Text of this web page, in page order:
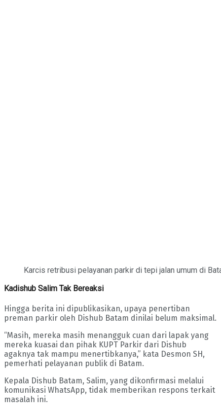
Karcis retribusi pelayanan parkir di tepi jalan umum di
Kadishub Salim Tak Bereaksi
Hingga berita ini dipublikasikan, upaya penertiban
preman parkir oleh Dishub Batam dinilai belum maksimal.
“Masih, mereka masih menangguk cuan dari lapak yang
mereka kuasai dan pihak KUPT Parkir dari Dishub
agaknya tak mampu menertibkanya,” kata Desmon SH,
pemerhati pelayanan publik di Batam.
Kepala Dishub Batam, Salim, yang dikonfirmasi melalui
komunikasi WhatsApp, tidak memberikan respons terkait
masalah ini.